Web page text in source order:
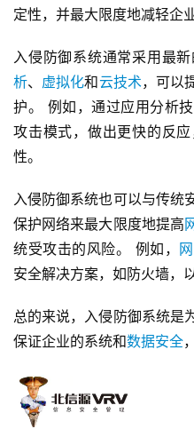
定性，并最大限度地减轻企
入侵防御系统通常采用最新
析、 虚拟化和云技术，可以
护。 例如，通过应用分析技
攻击模式，做出更快的反
性。
入侵防御系统也可以与传统
保护网络来最大限度地提高
统受攻击的风险。 例如，
安全解决方案，如防火墙，
总的来说，入侵防御系统是
保证企业的系统和数据安全